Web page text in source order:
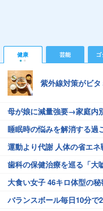
健康 芸能
紫外線対策がビ
母が娘に減量強要→家庭内
睡眠時の悩みを解消する過
運動より代謝 人体の省エネ
歯科の保健治療を巡る「大
大食い女子 46キロ体型の秘
バランスボール毎日10分で